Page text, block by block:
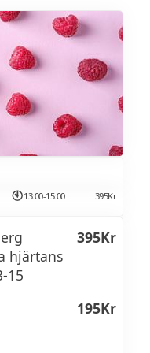
klor
MILANESE (V)
krispig
örter.
av hallon, lätt
13:00-15:00 395Kr
hjärtans
15
395Kr
195Kr